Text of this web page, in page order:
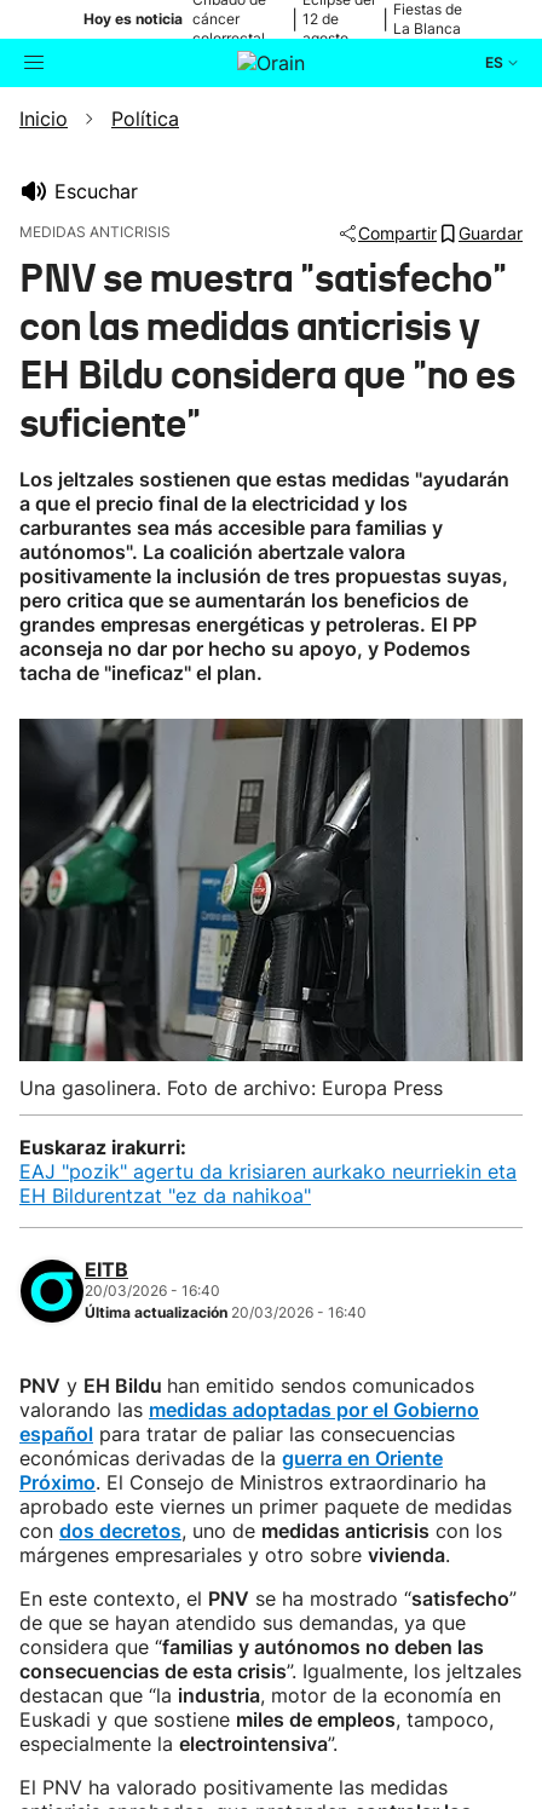
Hoy es noticia cáncer
colorrectal
12 de
agosto
Fiestas de
La Blanca
ES
Buscador
Ikusmiran
Eguraldia
Inicio Política
Escuchar
MEDIDAS ANTICRISIS Compartir Guardar
PNV se muestra "satisfecho"
con las medidas anticrisis y
EH Bildu considera que "no es
suficiente"
Los jeltzales sostienen que estas medidas "ayudarán
a que el precio final de la electricidad y los
carburantes sea más accesible para familias y
autónomos". La coalición abertzale valora
positivamente la inclusión de tres propuestas suyas,
pero critica que se aumentarán los beneficios de
grandes empresas energéticas y petroleras. El PP
aconseja no dar por hecho su apoyo, y Podemos
tacha de "ineficaz" el plan.
Una gasolinera. Foto de archivo: Europa Press
Euskaraz irakurri:
EAJ "pozik" agertu da krisiaren aurkako neurriekin eta
EH Bildurentzat "ez da nahikoa"
EITB
20/03/2026 - 16:40
Última actualización 20/03/2026 - 16:40
PNV y EH Bildu han emitido sendos comunicados
valorando las medidas adoptadas por el Gobierno
español para tratar de paliar las consecuencias
económicas derivadas de la guerra en Oriente
Próximo. El Consejo de Ministros extraordinario ha
aprobado este viernes un primer paquete de medidas
con dos decretos, uno de medidas anticrisis con los
márgenes empresariales y otro sobre vivienda.
En este contexto, el PNV se ha mostrado “satisfecho”
de que se hayan atendido sus demandas, ya que
considera que “familias y autónomos no deben las
consecuencias de esta crisis”. Igualmente, los jeltzales
destacan que “la industria, motor de la economía en
Euskadi y que sostiene miles de empleos, tampoco,
especialmente la electrointensiva”.
El PNV ha valorado positivamente las medidas